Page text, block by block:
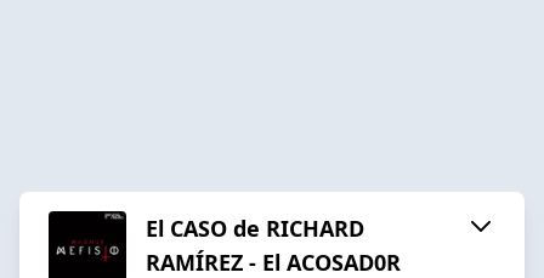
El CASO de RICHARD
RAMÍREZ - El ACOSAD0R